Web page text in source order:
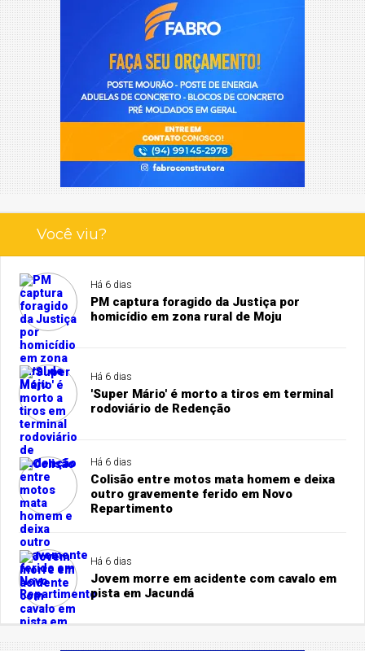
Você viu?
Há 6 dias
PM captura foragido da Justiça por
homicídio em zona rural de Moju
Há 6 dias
'Super Mário' é morto a tiros em terminal
rodoviário de Redenção
Há 6 dias
Colisão entre motos mata homem e deixa
outro gravemente ferido em Novo
Repartimento
Há 6 dias
Jovem morre em acidente com cavalo em
pista em Jacundá